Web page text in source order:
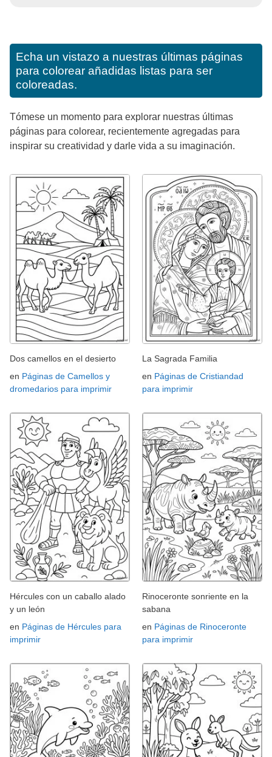
Echa un vistazo a nuestras últimas páginas
para colorear añadidas listas para ser
coloreadas.
Tómese un momento para explorar nuestras últimas
páginas para colorear, recientemente agregadas para
inspirar su creatividad y darle vida a su imaginación.
Dos camellos en el desierto
en Páginas de Camellos y
dromedarios para imprimir
La Sagrada Familia
en Páginas de Cristiandad
para imprimir
Hércules con un caballo alado
y un león
en Páginas de Hércules para
imprimir
Rinoceronte sonriente en la
sabana
en Páginas de Rinoceronte
para imprimir